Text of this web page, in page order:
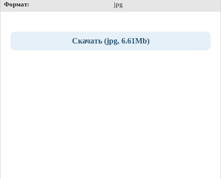
Формат:
jpg
Скачать (jpg, 6.61Mb)